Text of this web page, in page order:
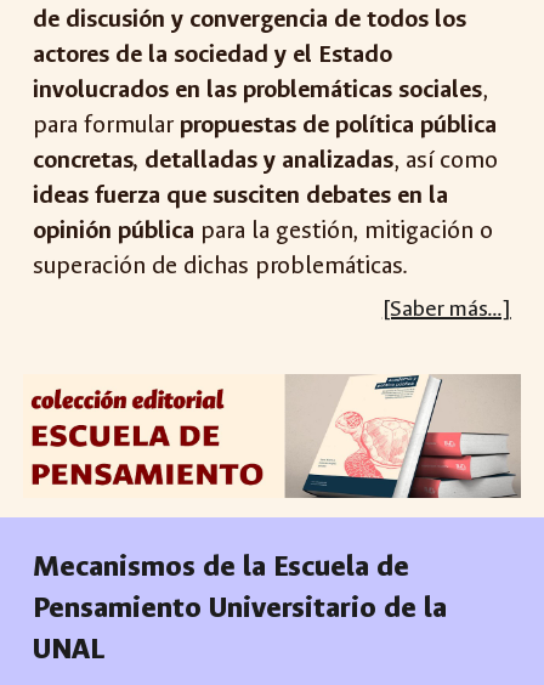
de discusión y convergencia de todos los
actores de la sociedad y el Estado
involucrados en las problemáticas sociales,
para formular propuestas de política pública
concretas, detalladas y analizadas, así como
ideas fuerza que susciten debates en la
opinión pública para la gestión, mitigación o
superación de dichas problemáticas.
[Saber más...]
Mecanismos de la Escuela de
Pensamiento Universitario de la
UNAL